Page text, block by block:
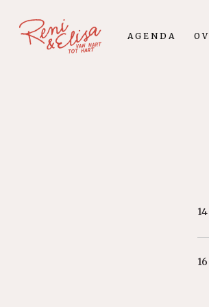
AGENDA